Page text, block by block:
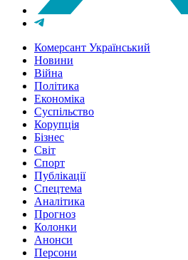
Комерсант Український
Новини
Війна
Політика
Економіка
Суспільство
Корупція
Бізнес
Світ
Спорт
Публікації
Спецтема
Аналітика
Прогноз
Колонки
Анонси
Персони